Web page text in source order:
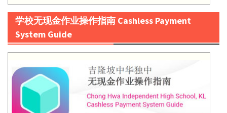
学校无现金作业操作指南 Cashless Payment
System Guide